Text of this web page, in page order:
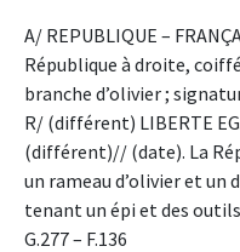
A/ REPUBLIQUE –
République à droite,
branche d’olivier ;
R/ (différent) LIBERTE
(différent)// (date). La
un rameau d’olivier et un
tenant un épi et des
G.277 – F.136